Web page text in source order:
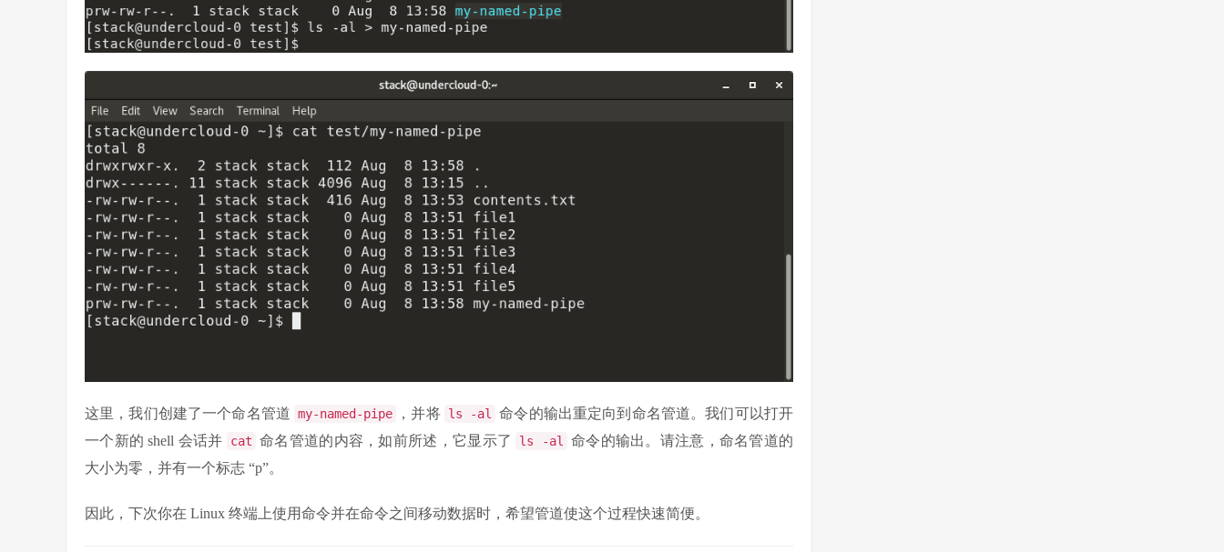
这里，我们创建了一个命名管道 my-named-pipe ，并将 ls -al
命令的输出重定向到命名管道。我们可以打开
一个新的 shell 会话并
cat 命名管道的内容，如前所述，它显示了 ls -al
命令的输出。请注意，命名管道的
大小为零，并有一个标志 “p”。
因此，下次你在 Linux 终端上使用命令并在命令之间移动数据时，希望管道使这个过程快速简便。